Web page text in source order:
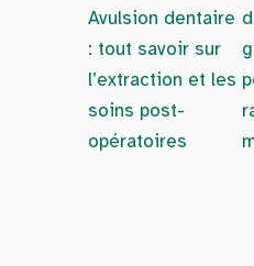
Avulsion dentaire
: tout savoir sur
l’extraction et les
soins post-
opératoires